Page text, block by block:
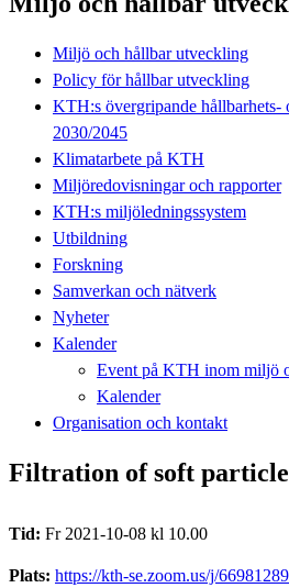
Miljö och hållbar utveckling
Policy för hållbar utveckling
KTH:s övergripande hållbarhets-
2030/2045
Klimatarbete på KTH
Miljöredovisningar och rapporter
KTH:s miljöledningssystem
Utbildning
Forskning
Samverkan och nätverk
Nyheter
Kalender
Event på KTH inom miljö
Kalender
Organisation och kontakt
Filtration of soft
Tid: Fr 2021-10-08 kl 10.00
Plats: https://kth-se.zoom.us/j/